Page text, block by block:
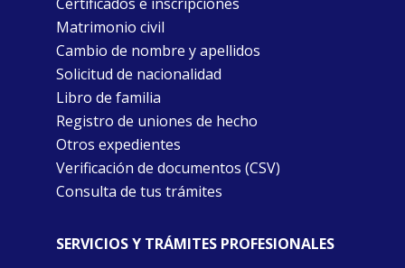
Matrimonio civil
Cambio de nombre y apellidos
Solicitud de nacionalidad
Libro de familia
Registro de uniones de hecho
Otros expedientes
Verificación de documentos (CSV)
Consulta de tus trámites
SERVICIOS Y TRÁMITES PROFESIONALES